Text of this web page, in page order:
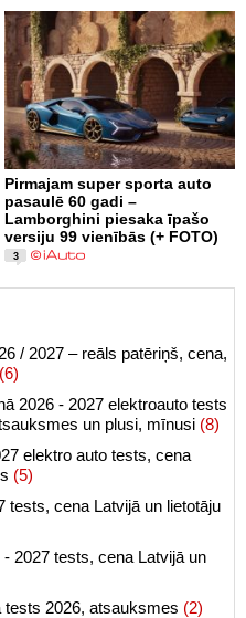
Pirmajam super sporta auto
pasaulē 60 gadi –
Lamborghini piesaka īpašo
versiju 99 vienībās (+ FOTO)
3
/ 2027 – reāls patēriņš, cena,
(6)
2026 - 2027 elektroauto tests
un plusi, mīnusi (8)
elektro auto tests, cena
(5)
tests, cena Latvijā un lietotāju
2027 tests, cena Latvijā un
2026, atsauksmes (2)